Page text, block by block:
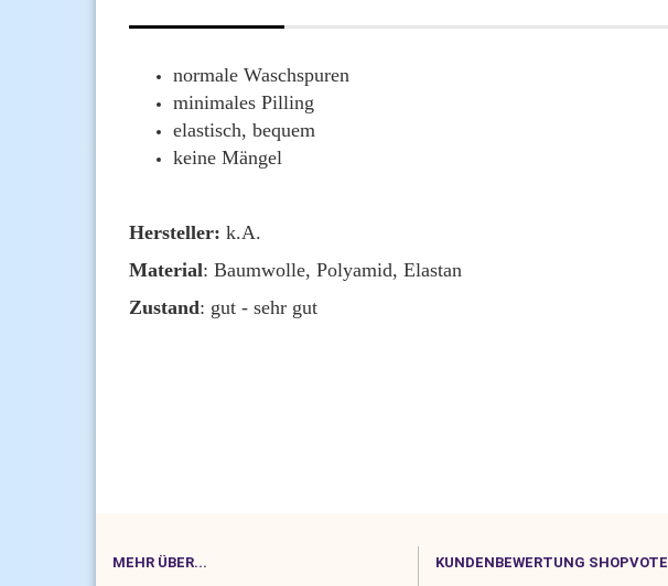
normale Waschspuren
minimales Pilling
elastisch, bequem
keine Mängel
Hersteller: k.A.
Material: Baumwolle, Polyamid, Elastan
Zustand: gut - sehr gut
MEHR ÜBER...
KUNDENBEWERTUNG SHOPVOTE